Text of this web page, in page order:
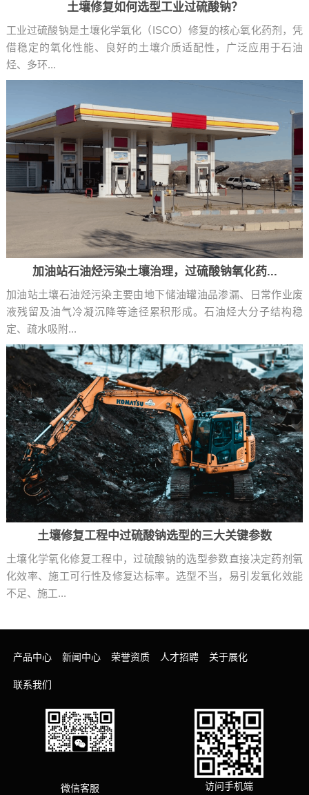
土壤修复如何选型工业过硫酸钠？
工业过硫酸钠是土壤化学氧化（ISCO）修复的核心氧化药剂，凭
借稳定的氧化性能、良好的土壤介质适配性，广泛应用于石油
烃、多环...
加油站石油烃污染土壤治理，过硫酸钠氧化药...
加油站土壤石油烃污染主要由地下储油罐油品渗漏、日常作业废
液残留及油气冷凝沉降等途径累积形成。石油烃大分子结构稳
定、疏水吸附...
土壤修复工程中过硫酸钠选型的三大关键参数
土壤化学氧化修复工程中，过硫酸钠的选型参数直接决定药剂氧
化效率、施工可行性及修复达标率。选型不当，易引发氧化效能
不足、施工...
产品中心 新闻中心 荣誉资质 人才招聘 关于展化
联系我们
微信客服 访问手机端